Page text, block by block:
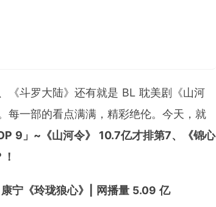
握最新的资讯，让女性成为更好更潮的自
《斗罗大陆》还有就是 BL 耽美剧《山河
每一部的看点满满，精彩绝伦。今天，就
9」~《山河令》 10.7亿才排第7、《锦心
宁《玲珑狼心》| 网播量 5.09 亿